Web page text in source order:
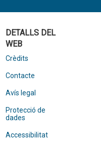
DETALLS DEL
WEB
Crèdits
Contacte
Avís legal
Protecció de
dades
Accessibilitat